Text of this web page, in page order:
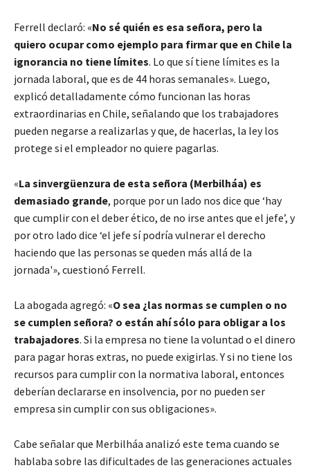
Ferrell declaró: «No sé quién es esa señora, pero la
quiero ocupar como ejemplo para firmar que en Chile la
ignorancia no tiene límites. Lo que sí tiene límites es la
jornada laboral, que es de 44 horas semanales». Luego,
explicó detalladamente cómo funcionan las horas
extraordinarias en Chile, señalando que los trabajadores
pueden negarse a realizarlas y que, de hacerlas, la ley los
protege si el empleador no quiere pagarlas.
«La sinvergüenzura de esta señora (Merbilháa) es
demasiado grande, porque por un lado nos dice que ‘hay
que cumplir con el deber ético, de no irse antes que el jefe’, y
por otro lado dice ‘el jefe sí podría vulnerar el derecho
haciendo que las personas se queden más allá de la
jornada'», cuestionó Ferrell.
La abogada agregó: «O sea ¿las normas se cumplen o no
se cumplen señora? o están ahí sólo para obligar a los
trabajadores. Si la empresa no tiene la voluntad o el dinero
para pagar horas extras, no puede exigirlas. Y si no tiene los
recursos para cumplir con la normativa laboral, entonces
deberían declararse en insolvencia, por no pueden ser
empresa sin cumplir con sus obligaciones».
Cabe señalar que Merbilháa analizó este tema cuando se
hablaba sobre las dificultades de las generaciones actuales